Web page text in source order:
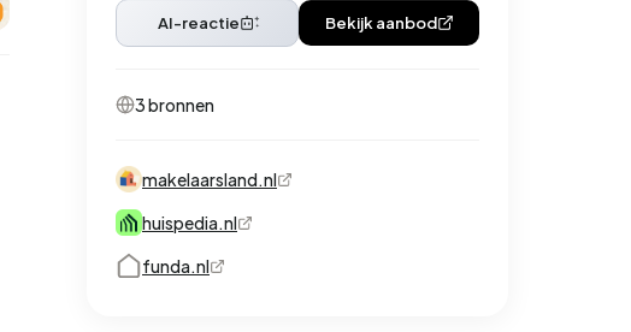
AI-reactie Bekijk aanbod
3 bronnen
makelaarsland.nl
huispedia.nl
funda.nl